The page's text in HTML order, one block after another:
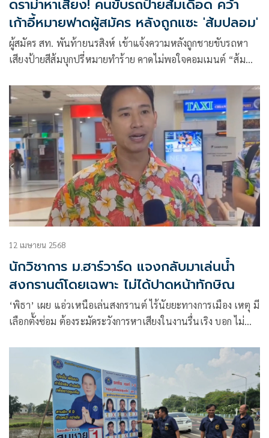
ดราม่าหาเสียง! คนขับรถป้ายส้มเดือด คว้า
เก้าอี้หมายฟาดผู้สมัคร หลังถูกแซะ 'ส้มปลอม'
ผู้สมัคร สท. พันท้ายนรสิงห์ เข้าแจ้งความหลังถูกชายขับรถหา
เสียงป้ายสีส้มบุกปรี่หมายทำร้าย คาดไม่พอใจคอมเมนต์ “ส้ม
12 เมษายน 2568
นักวิชาการ ม.ฮาร์วาร์ด แจงกลับมาเล่นน้ำ
สงกรานต์โดยเฉพาะ ไม่ได้ปาดหน้าทักษิณ
‘พิธา’ เผย แอ่วเหนือเล่นสงกรานต์ ไร้นัยยะทางการเมือง เหตุ มี
เลือกตั้งซ่อม ต้องระมัดระวังการหาเสียงในงานรื่นเริง บอก ไม่